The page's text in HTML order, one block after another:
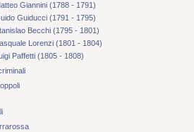
Giannini (1788 - 1791)
Guiducci (1791 - 1795)
Becchi (1795 - 1801)
Lorenzi (1801 - 1804)
Paffetti (1805 - 1808)